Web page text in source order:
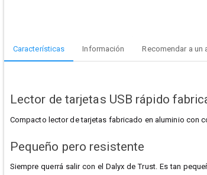
Características Información Recomendar a un
Lector de tarjetas USB rápido
Compacto lector de tarjetas fabricado en aluminio con
Pequeño pero resistente
Siempre querrá salir con el Dalyx de Trust. Es tan